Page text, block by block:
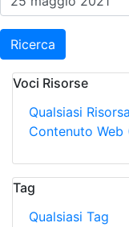
Ricerca
Voci Risorse
Qualsiasi Risorsa
Contenuto Web
Tag
Qualsiasi Tag